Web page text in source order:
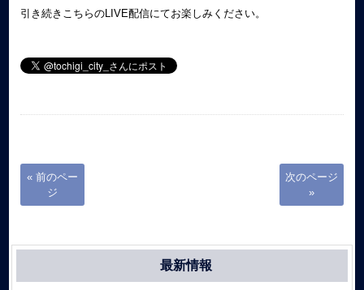
引き続きこちらのLIVE配信にてお楽しみください。
« 前のペー
ジ
次のページ
»
最新情報